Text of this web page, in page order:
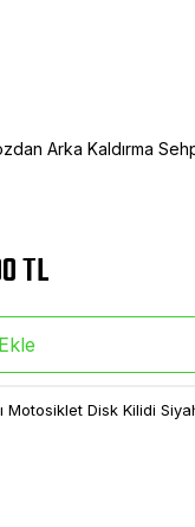
Arka Kaldırma
TL